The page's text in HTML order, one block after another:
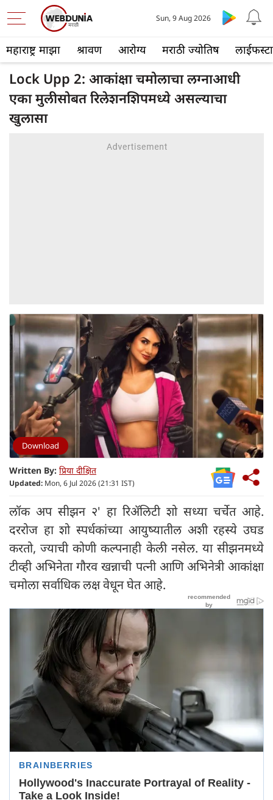
महाराष्ट्र माझा श्रावण आरोग्य मराठी ज्योतिष
Sun, 9 Aug 2026
Lock Upp 2: आकांक्षा चमोलाचा लग्नाआधी
एका मुलीसोबत रिलेशनशिपमध्ये असल्याचा
खुलासा
Download
Written By: प्रिया दीक्षित
Updated: Mon, 6 Jul 2026 (21:31 IST)
लॉक अप सीझन २' हा रिॲलिटी शो सध्या चर्चेत आहे.
दररोज हा शो स्पर्धकांच्या आयुष्यातील अशी रहस्ये उघड
करतो, ज्याची कोणी कल्पनाही केली नसेल. या सीझनमध्ये
टीव्ही अभिनेता गौरव खन्नाची पत्नी आणि अभिनेत्री आकांक्षा
चमोला सर्वाधिक लक्ष वेधून घेत आहे.